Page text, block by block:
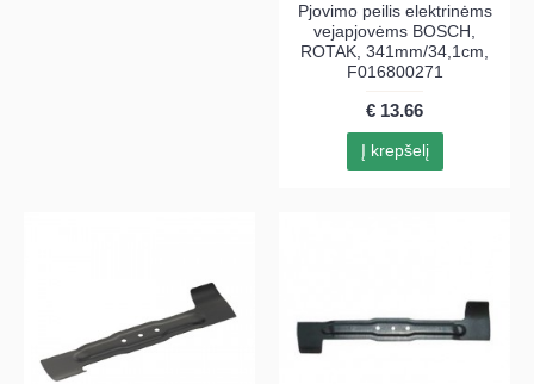
Pjovimo peilis elektrinėms
vejapjovėms BOSCH,
ROTAK, 341mm/34,1cm,
F016800271
€ 13.66
Į krepšelį